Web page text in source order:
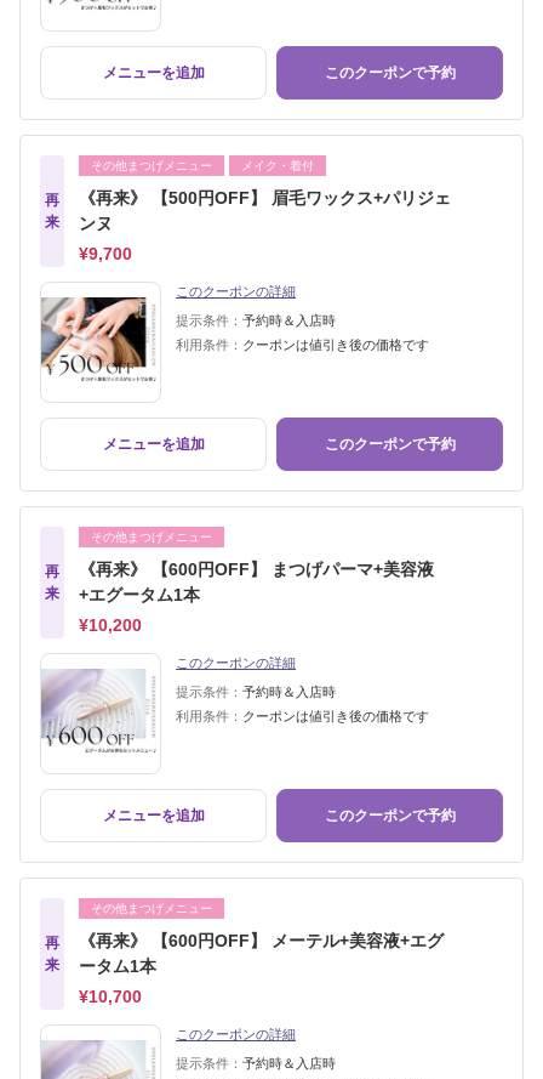
メニューを追加 このクーポンで予約
再
来
その他まつげメニュー メイク・着付
《再来》 【500円OFF】 眉毛ワックス+パリジェ
ンヌ
¥9,700
このクーポンの詳細
提示条件： 予約時＆入店時
利用条件： クーポンは値引き後の価格です
メニューを追加 このクーポンで予約
再
来
その他まつげメニュー
《再来》 【600円OFF】 まつげパーマ+美容液
+エグータム1本
¥10,200
このクーポンの詳細
提示条件： 予約時＆入店時
利用条件： クーポンは値引き後の価格です
メニューを追加 このクーポンで予約
再
来
その他まつげメニュー
《再来》 【600円OFF】 メーテル+美容液+エグ
ータム1本
¥10,700
このクーポンの詳細
提示条件： 予約時＆入店時